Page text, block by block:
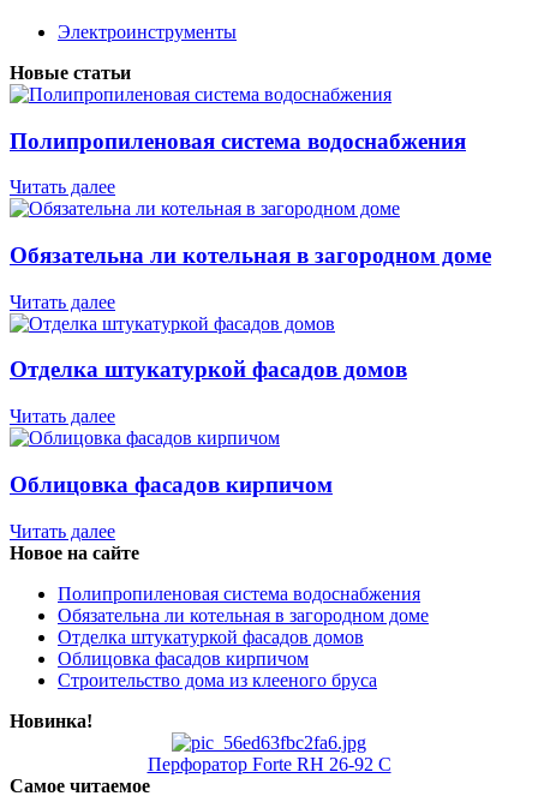
Электроинструменты
Новые статьи
Полипропиленовая система водоснабжения
Читать далее
Обязательна ли котельная в загородном доме
Читать далее
Отделка штукатуркой фасадов домов
Читать далее
Облицовка фасадов кирпичом
Читать далее
Новое на сайте
Полипропиленовая система водоснабжения
Обязательна ли котельная в загородном доме
Отделка штукатуркой фасадов домов
Облицовка фасадов кирпичом
Строительство дома из клееного бруса
Новинка!
Перфоратор Forte RH 26-92 С
Самое читаемое